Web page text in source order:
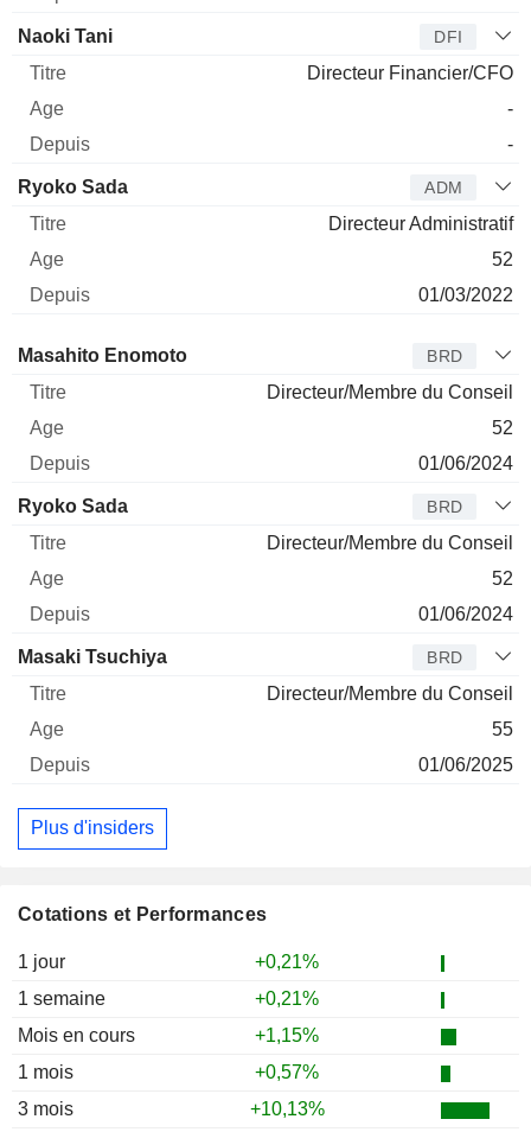
Cotations et Performances
1 jour
+0,21%
1 semaine
+0,21%
Mois en cours
+1,15%
1 mois
+0,57%
3 mois
+10,13%
Naoki Tani DFI
Directeur Financier/CFO
-
-
Ryoko Sada ADM
Directeur Administratif
52
01/03/2022
Administrateur Titre
Masahito Enomoto BRD
Directeur/Membre du Conseil
52
01/06/2024
Ryoko Sada BRD
Directeur/Membre du Conseil
52
01/06/2024
Masaki Tsuchiya BRD
Directeur/Membre du Conseil
55
01/06/2025
Plus d'insiders